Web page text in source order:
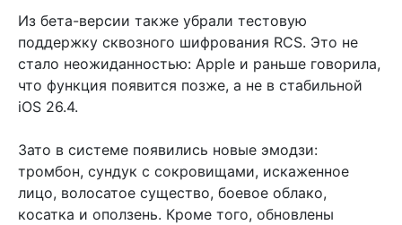
Из бета-версии также убрали тестовую
поддержку сквозного шифрования RCS. Это не
стало неожиданностью: Apple и раньше говорила,
что функция появится позже, а не в стабильной
iOS 26.4.
Зато в системе появились новые эмодзи:
тромбон, сундук с сокровищами, искаженное
лицо, волосатое существо, боевое облако,
косатка и оползень. Кроме того, обновлены